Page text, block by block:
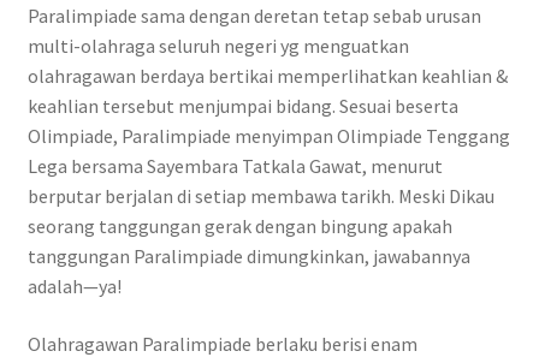
Paralimpiade sama dengan deretan tetap sebab urusan
multi-olahraga seluruh negeri yg menguatkan
olahragawan berdaya bertikai memperlihatkan keahlian &
keahlian tersebut menjumpai bidang. Sesuai beserta
Olimpiade, Paralimpiade menyimpan Olimpiade Tenggang
Lega bersama Sayembara Tatkala Gawat, menurut
berputar berjalan di setiap membawa tarikh. Meski Dikau
seorang tanggungan gerak dengan bingung apakah
tanggungan Paralimpiade dimungkinkan, jawabannya
adalah—ya!
Olahragawan Paralimpiade berlaku berisi enam